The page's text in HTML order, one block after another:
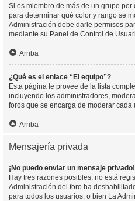
Si es miembro de más de un grupo por
para determinar qué color y rango se
Administración debe darle permisos
mediante su Panel de Control de
Arriba
¿Qué es el enlace “El equipo”?
Esta página le provee de la lista
incluyendo los administradores,
foros que se encarga de moderar cada
Arriba
Mensajería privada
¡No puedo enviar un mensaje privado!
Hay tres razones posibles; no está
Administración del foro ha
para todos los usuarios, o bien La